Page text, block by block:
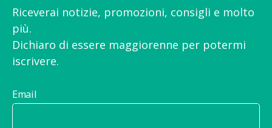
Riceverai notizie, promozioni, consigli e molto
più.
Dichiaro di essere maggiorenne per potermi
iscrivere.
Email